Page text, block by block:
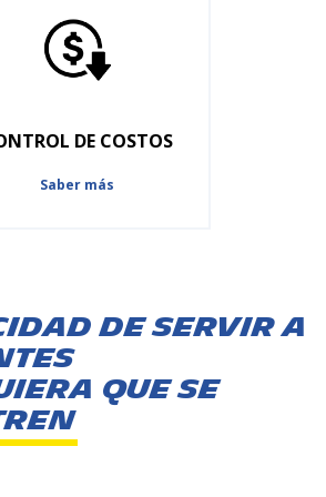
DE COSTOS
Saber más
DE SERVIR A
QUE SE